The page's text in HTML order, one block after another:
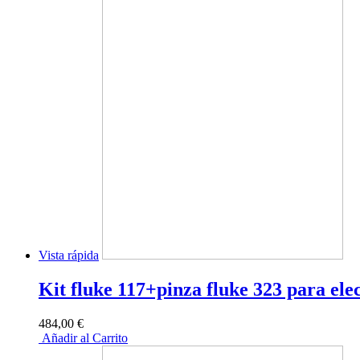
Vista rápida
Kit fluke 117+pinza fluke 323 para
484,00 €
Añadir al Carrito